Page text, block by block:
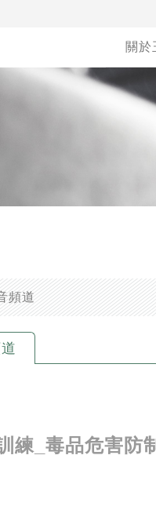
關於
頻道
練_毒品危害防